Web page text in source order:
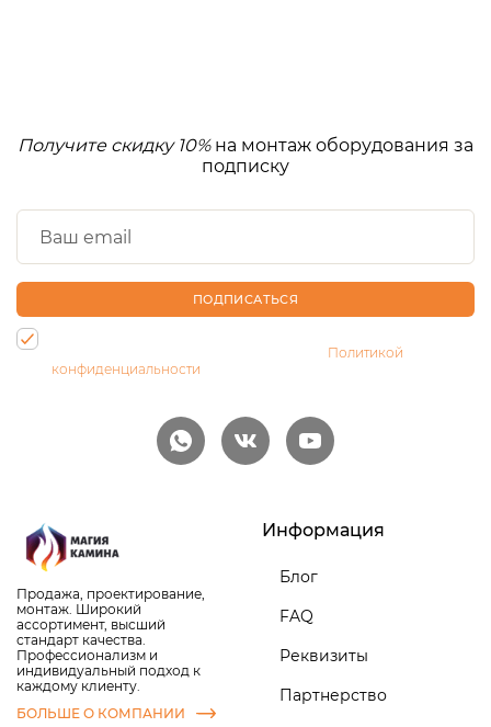
Получите скидку 10%на монтаж оборудования за
подписку
ПОДПИСАТЬСЯ
Политикой
конфиденциальности
Продажа, проектирование,
монтаж. Широкий
ассортимент, высший
стандарт качества.
Профессионализм и
индивидуальный подход к
каждому клиенту.
БОЛЬШЕ О КОМПАНИИ
Информация
Блог
FAQ
Реквизиты
Партнерство